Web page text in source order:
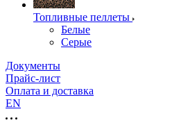
Топливные пеллеты
Белые
Серые
Документы
Прайс-лист
Оплата и доставка
EN